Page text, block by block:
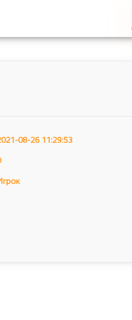
08-26 11:29:53